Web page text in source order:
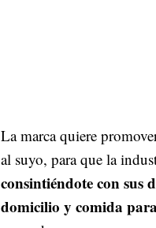
La marca quiere
al suyo, para que la
consintiéndote con sus
domicilio y comida